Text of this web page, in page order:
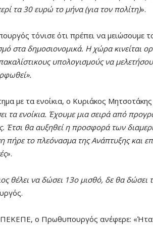
τα 30 ευρώ το μήνα (για τον πολίτη)».
τόνισε ότι πρέπει να μειώσουμε
στα δημοσιονομικά. Η χώρα κινείται
υπολογισμούς να
με τα ενοίκια, ο Κυριάκος Μητσοτάκης
τα ενοίκια. Έχουμε μια σειρά από
Έτσι θα αυξηθεί η προσφορά των
πήρε το πλεόνασμα της Ανάπτυξης και
».
θέλει να δώσει 13ο μισθό, δε θα
ο Πρωθυπουργός ανέφερε: